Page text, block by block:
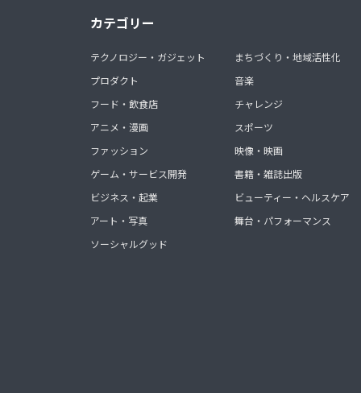
カテゴリー
テクノロジー・ガジェット
プロダクト
フード・飲食店
アニメ・漫画
ファッション
ゲーム・サービス開発
ビジネス・起業
アート・写真
ソーシャルグッド
まちづくり・地域活性化
音楽
チャレンジ
スポーツ
映像・映画
書籍・雑誌出版
ビューティー・ヘルスケア
舞台・パフォーマンス